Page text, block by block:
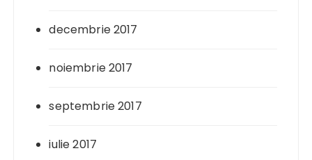
decembrie 2017
noiembrie 2017
septembrie 2017
iulie 2017